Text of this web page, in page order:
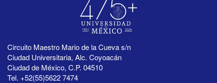
Circuito Maestro Mario de la Cueva s/n
Ciudad Universitaria, Alc. Coyoacán
Ciudad de México, C.P. 04510
Tel. +52(55)5622 7474